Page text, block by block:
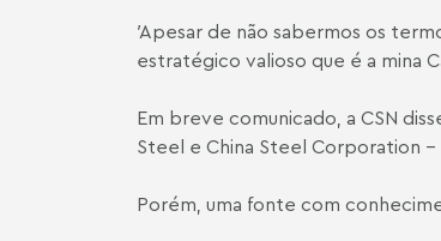
′Apesar de não sabermos os
estratégico valioso que é a mina
Em breve comunicado, a CSN
Steel e China Steel Corporation -
Porém, uma fonte com